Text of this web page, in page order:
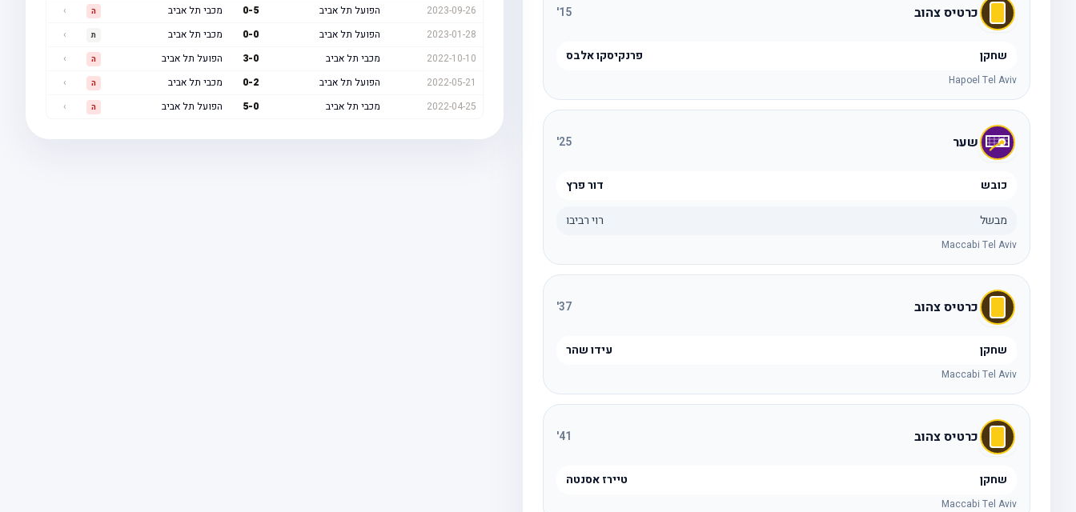
כרטיס צהוב 15
'
שחקן פרנקיסקו אלבס
Hapoel Tel Aviv
שער 25
'
כובש דור פרץ
מבשל רוי רביבו
Maccabi Tel Aviv
כרטיס צהוב 37
'
שחקן עידו שהר
Maccabi Tel Aviv
כרטיס צהוב 41
'
שחקן טיירז אסנטה
Maccabi Tel Aviv
2023-09-26
הפועל תל אביב 0-5 מכבי תל אביב ה
›
2023-01-28
הפועל תל אביב 0-0 מכבי תל אביב ת
›
2022-10-10
מכבי תל אביב 3-0 הפועל תל אביב ה
›
2022-05-21
הפועל תל אביב 0-2 מכבי תל אביב ה
›
2022-04-25
מכבי תל אביב 5-0 הפועל תל אביב ה ›